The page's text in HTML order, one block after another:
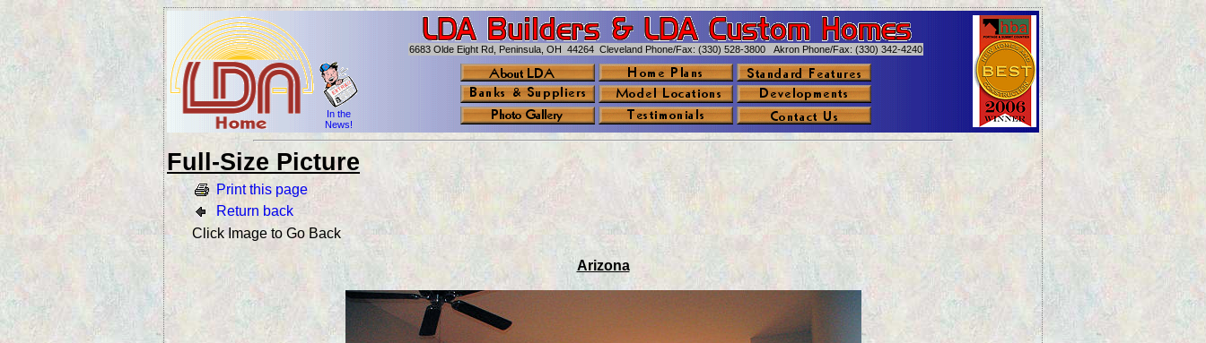
In the
News!
6683 Olde Eight Rd, Peninsula, OH 44264 Cleveland Phone/Fax: (330) 528-3800 Akron Phone/Fax: (330) 342-4240
Full-Size Picture
Print this page
Return back
Click Image to Go Back
Arizona